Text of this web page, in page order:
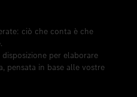
ciò che conta è che
per elaborare
pensata in base alle vostre